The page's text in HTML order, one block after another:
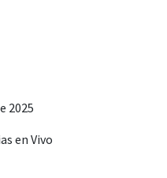
2025
en Vivo